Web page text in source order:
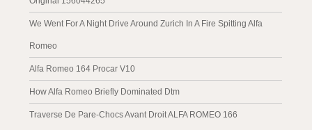
We Went For A Night Drive Around Zurich In A Fire Spitting Alfa
Romeo
Alfa Romeo 164 Procar V10
How Alfa Romeo Briefly Dominated Dtm
Traverse De Pare-Chocs Avant Droit ALFA ROMEO 166